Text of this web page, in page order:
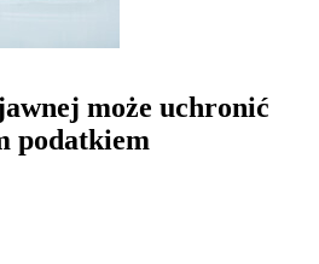
może uchronić
podatkiem